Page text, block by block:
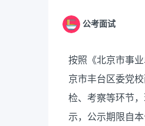
公考面试
按照《北京市事
京市丰台区委党
检、考察等环节
示，公示期限自